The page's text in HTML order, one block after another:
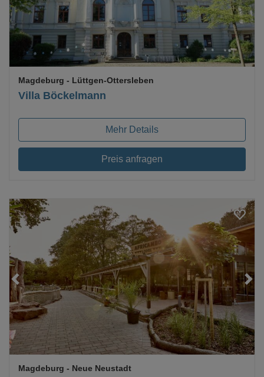
Villa Böckelmann
Magdeburg - Lüttgen-Ottersleben
Mehr Details
Preis anfragen
Loading...
Magdeburg - Neue Neustadt